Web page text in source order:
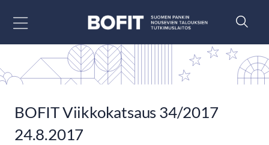
BOFIT Viikkokatsaus 34/2017
24.8.2017